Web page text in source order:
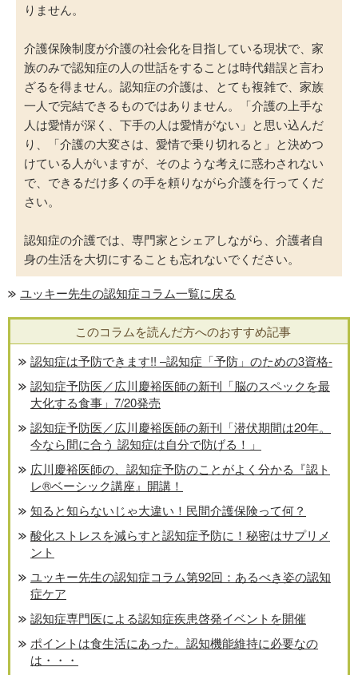
りません。
介護保険制度が介護の社会化を目指している現状で、家
族のみで認知症の人の世話をすることは時代錯誤と言わ
ざるを得ません。認知症の介護は、とても複雑で、家族
一人で完結できるものではありません。「介護の上手な
人は愛情が深く、下手の人は愛情がない」と思い込んだ
り、「介護の大変さは、愛情で乗り切れると」と決めつ
けている人がいますが、そのような考えに惑わされない
で、できるだけ多くの手を頼りながら介護を行ってくだ
さい。
認知症の介護では、専門家とシェアしながら、介護者自
身の生活を大切にすることも忘れないでください。
ユッキー先生の認知症コラム一覧に戻る
このコラムを読んだ方へのおすすめ記事
認知症は予防できます!! –認知症「予防」のための3資格-
認知症予防医／広川慶裕医師の新刊「脳のスペックを最
大化する食事」7/20発売
認知症予防医／広川慶裕医師の新刊「潜伏期間は20年。
今なら間に合う 認知症は自分で防げる！」
広川慶裕医師の、認知症予防のことがよく分かる『認ト
レ®️ベーシック講座』開講！
知ると知らないじゃ大違い！民間介護保険って何？
酸化ストレスを減らすと認知症予防に！秘密はサプリメ
ント
ユッキー先生の認知症コラム第92回：あるべき姿の認知
症ケア
認知症専門医による認知症疾患啓発イベントを開催
ポイントは食生活にあった。認知機能維持に必要なの
は・・・